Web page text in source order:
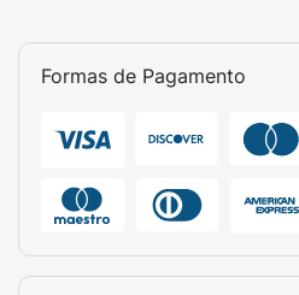
Formas de Pagamento